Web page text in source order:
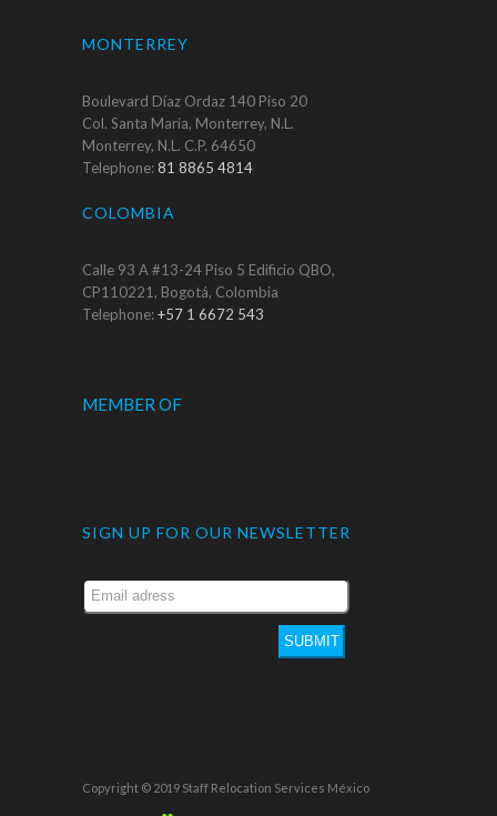
MONTERREY
Boulevard Díaz Ordaz 140 Piso 20
Col. Santa María, Monterrey, N.L.
Monterrey, N.L. C.P. 64650
Telephone:81 8865 4814
COLOMBIA
Calle 93 A #13-24 Piso 5 Edificio QBO,
CP110221, Bogotá, Colombia
Telephone:+57 1 6672 543
MEMBER OF
SIGN UP FOR OUR NEWSLETTER
SUBMIT
Copyright © 2019 Staff Relocation Services México